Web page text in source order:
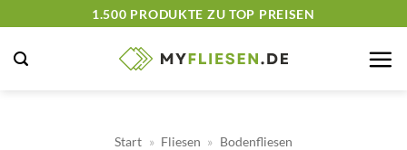
springen
1.500 PRODUKTE ZU TOP PREISEN
Start » Fliesen » Bodenfliesen